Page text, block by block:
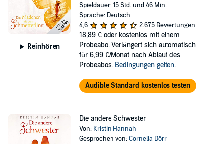
Reinhören
Spieldauer: 15 Std. und 46 Min.
Sprache: Deutsch
4,6
2.675 Bewertungen
18,89 € oder kostenlos mit einem
Probeabo. Verlängert sich automatisch
für 6,99 €/Monat nach Ablauf des
Probeabos. Bedingungen gelten.
Audible Standard kostenlos testen
Die andere Schwester
Von: Kristin Hannah
Gesprochen von:Cornelia Dörr